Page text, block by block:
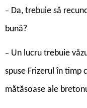
– Da, trebuie să
bună?
– Un lucru trebuie
spuse Frizerul în timp
mătăsoase ale